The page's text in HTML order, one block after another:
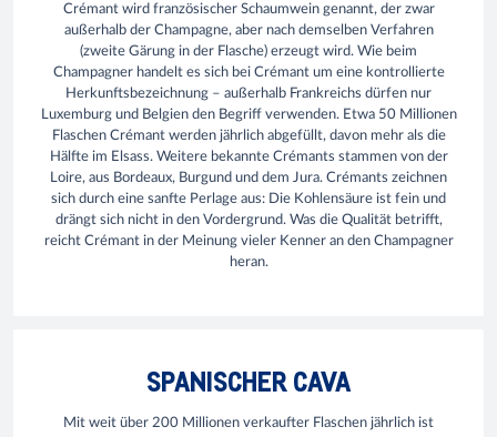
Crémant wird französischer Schaumwein genannt, der zwar
außerhalb der Champagne, aber nach demselben Verfahren
(zweite Gärung in der Flasche) erzeugt wird. Wie beim
Champagner handelt es sich bei Crémant um eine kontrollierte
Herkunftsbezeichnung – außerhalb Frankreichs dürfen nur
Luxemburg und Belgien den Begriff verwenden. Etwa 50 Millionen
Flaschen Crémant werden jährlich abgefüllt, davon mehr als die
Hälfte im Elsass. Weitere bekannte Crémants stammen von der
Loire, aus Bordeaux, Burgund und dem Jura. Crémants zeichnen
sich durch eine sanfte Perlage aus: Die Kohlensäure ist fein und
drängt sich nicht in den Vordergrund. Was die Qualität betrifft,
reicht Crémant in der Meinung vieler Kenner an den Champagner
heran.
SPANISCHER CAVA
Mit weit über 200 Millionen verkaufter Flaschen jährlich ist